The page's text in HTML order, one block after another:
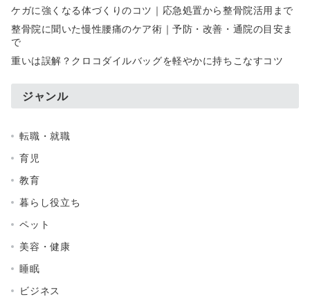
ケガに強くなる体づくりのコツ｜応急処置から整骨院活用まで
整骨院に聞いた慢性腰痛のケア術｜予防・改善・通院の目安ま
で
重いは誤解？クロコダイルバッグを軽やかに持ちこなすコツ
ジャンル
転職・就職
育児
教育
暮らし役立ち
ペット
美容・健康
睡眠
ビジネス